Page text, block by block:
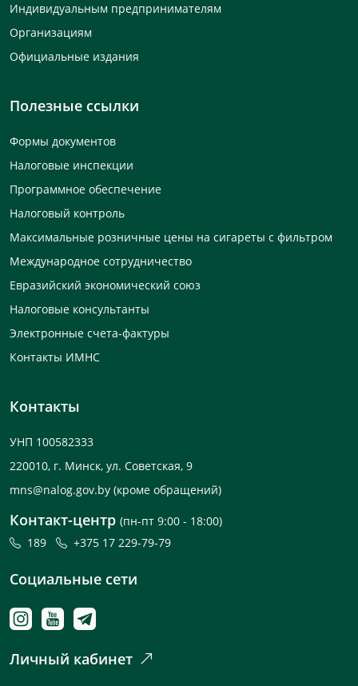
Индивидуальным предпринимателям
Организациям
Официальные издания
Полезные ссылки
Формы документов
Налоговые инспекции
Программное обеспечение
Налоговый контроль
Максимальные розничные цены на сигареты с фильтром
Международное сотрудничество
Евразийский экономический союз
Налоговые консультанты
Электронные счета-фактуры
Контакты ИМНС
Контакты
УНП 100582333
220010, г. Минск, ул. Советская, 9
mns@nalog.gov.by (кроме обращений)
Контакт-центр (пн-пт 9:00 - 18:00)
189
+375 17 229-79-79
Социальные сети
Личный кабинет